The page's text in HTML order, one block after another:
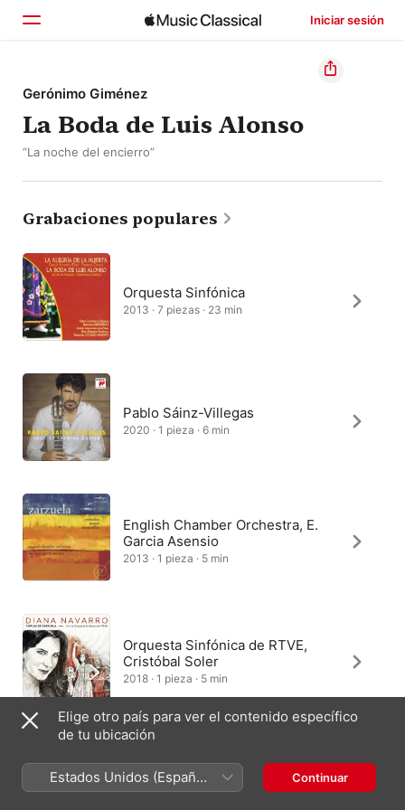
Iniciar sesión
Inicio
Explorar
Gerónimo Giménez
La Boda de Luis Alonso
“La noche del encierro”
Grabaciones populares
Orquesta Sinfónica
2013 · 7 piezas · 23 min
Pablo Sáinz-Villegas
2020 · 1 pieza · 6 min
English Chamber Orchestra, E.
Garcia Asensio
2013 · 1 pieza · 5 min
Orquesta Sinfónica de RTVE,
Cristóbal Soler
2018 · 1 pieza · 5 min
Pepe Romero, Celin Romero
1995 · 1 pieza · 6 min
Elige otro país para ver el contenido específico
de tu ubicación
Estados Unidos (Español
México)
Continuar